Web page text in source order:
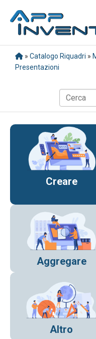
» Catalogo Riquadri »
Presentazioni
Creare
Aggregare
Altro